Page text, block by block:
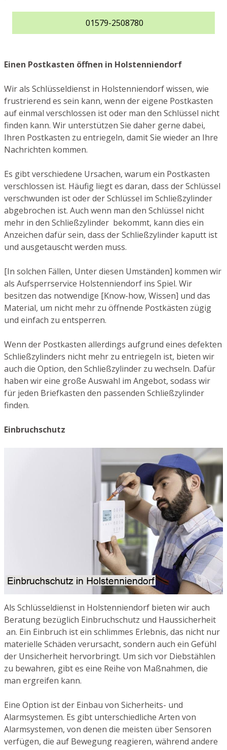
01579-2508780
Einen Postkasten öffnen in Holstenniendorf
Wir als Schlüsseldienst in Holstenniendorf wissen, wie
frustrierend es sein kann, wenn der eigene Postkasten
auf einmal verschlossen ist oder man den Schlüssel nicht
finden kann. Wir unterstützen Sie daher gerne dabei,
Ihren Postkasten zu entriegeln, damit Sie wieder an Ihre
Nachrichten kommen.
Es gibt verschiedene Ursachen, warum ein Postkasten
verschlossen ist. Häufig liegt es daran, dass der Schlüssel
verschwunden ist oder der Schlüssel im Schließzylinder
abgebrochen ist. Auch wenn man den Schlüssel nicht
mehr in den Schließzylinder bekommt, kann dies ein
Anzeichen dafür sein, dass der Schließzylinder kaputt ist
und ausgetauscht werden muss.
[In solchen Fällen, Unter diesen Umständen] kommen wir
als Aufsperrservice Holstenniendorf ins Spiel. Wir
besitzen das notwendige [Know-how, Wissen] und das
Material, um nicht mehr zu öffnende Postkästen zügig
und einfach zu entsperren.
Wenn der Postkasten allerdings aufgrund eines defekten
Schließzylinders nicht mehr zu entriegeln ist, bieten wir
auch die Option, den Schließzylinder zu wechseln. Dafür
haben wir eine große Auswahl im Angebot, sodass wir
für jeden Briefkasten den passenden Schließzylinder
finden.
Einbruchschutz
Als Schlüsseldienst in Holstenniendorf bieten wir auch
Beratung bezüglich Einbruchschutz und Haussicherheit
an. Ein Einbruch ist ein schlimmes Erlebnis, das nicht nur
materielle Schäden verursacht, sondern auch ein Gefühl
der Unsicherheit hervorbringt. Um sich vor Diebstählen
zu bewahren, gibt es eine Reihe von Maßnahmen, die
man ergreifen kann.
Eine Option ist der Einbau von Sicherheits- und
Alarmsystemen. Es gibt unterschiedliche Arten von
Alarmsystemen, von denen die meisten über Sensoren
verfügen, die auf Bewegung reagieren, während andere